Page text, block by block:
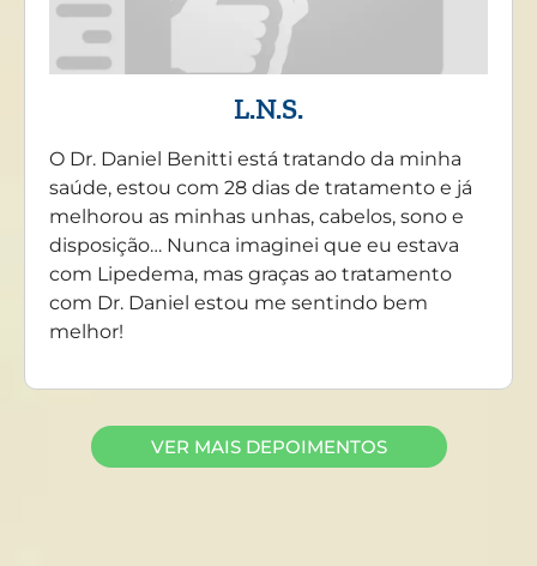
L.N.S.
O Dr. Daniel Benitti está tratando da minha
saúde, estou com 28 dias de tratamento e já
melhorou as minhas unhas, cabelos, sono e
disposição… Nunca imaginei que eu estava
com Lipedema, mas graças ao tratamento
com Dr. Daniel estou me sentindo bem
melhor!
VER MAIS DEPOIMENTOS